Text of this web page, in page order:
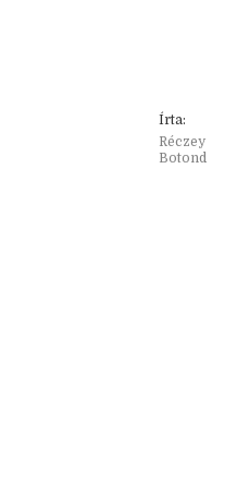
Írta:
Réczey
Botond